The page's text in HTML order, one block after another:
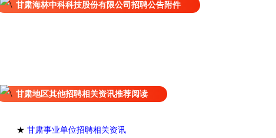
甘肃海林中科科技股份有限公司招聘公告附件
甘肃地区其他招聘相关资讯推荐阅读
★ 甘肃事业单位招聘相关资讯